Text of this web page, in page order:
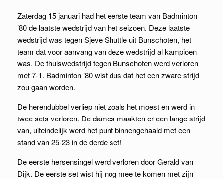
Zaterdag 15 januari had het eerste team van Badminton
’80 de laatste wedstrijd van het seizoen. Deze laatste
wedstrijd was tegen Sjeve Shuttle uit Bunschoten, het
team dat voor aanvang van deze wedstrijd al kampioen
was. De thuiswedstrijd tegen Bunschoten werd verloren
met 7-1. Badminton ’80 wist dus dat het een zware strijd
zou gaan worden.
De herendubbel verliep niet zoals het moest en werd in
twee sets verloren. De dames maakten er een lange strijd
van, uiteindelijk werd het punt binnengehaald met een
stand van 25-23 in de derde set!
De eerste hersensingel werd verloren door Gerald van
Dijk. De eerste set wist hij nog mee te komen met zijn